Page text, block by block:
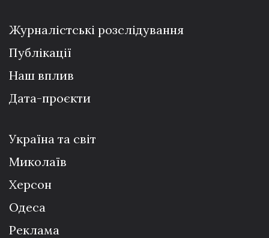
Журналістські розслідування
Публікації
Наш вплив
Дата-проєкти
Україна та світ
Миколаїв
Херсон
Одеса
Реклама